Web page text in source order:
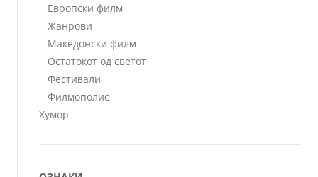
Европски филм
Жанрови
Македонски филм
Остатокот од светот
Фестивали
Филмополис
Хумор